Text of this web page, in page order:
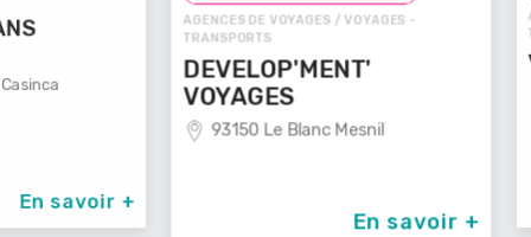
+
AGENCES DE VOYAGES / VOYAGES -
TRANSPORTS
DEVELOP'MENT'
VOYAGES
93150 Le Blanc Mesnil
En savoir +
AGENCES